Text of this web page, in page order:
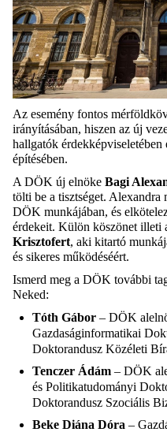
Az esemény fontos
irányításában, hiszen az új
hallgatók érdekképviseletében
építésében.
A DÖK új elnöke Bagi
tölti be a tisztséget. Alexandra
DÖK munkájában, és
érdekeit. Külön köszönet illeti
Krisztofert, aki kitartó
és sikeres működéséért.
Ismerd meg a DÖK további
Neked:
Tóth Gábor – DÖK
Gazdaságinformatikai
Doktorandusz Közéleti
Tenczer Ádám – DÖK
és Politikatudományi
Doktorandusz Szociális
Beke Diána Dóra –